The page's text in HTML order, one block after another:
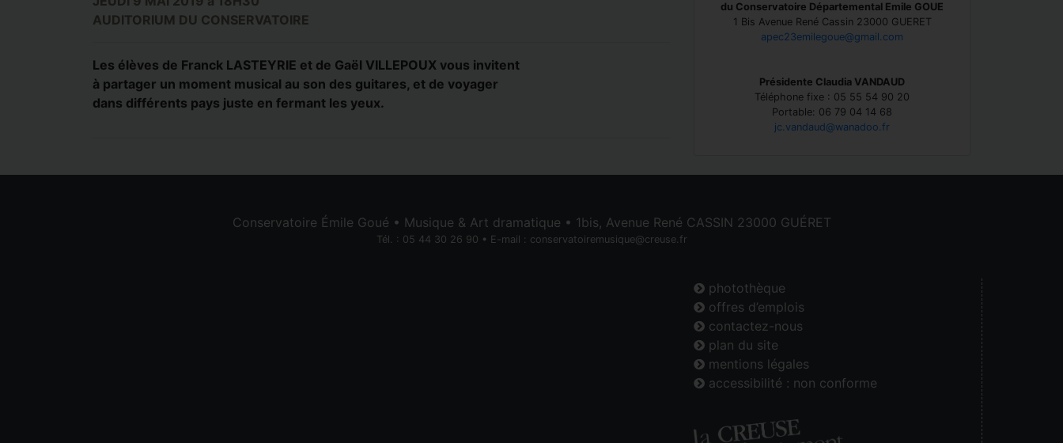
AUDITORIUM DU CONSERVATOIRE
Les élèves de Franck LASTEYRIE et de Gaël VILLEPOUX vous invitent
à partager un moment musical au son des guitares, et de voyager
dans différents pays juste en fermant les yeux.
du Conservatoire Départemental Emile GOUE
1 Bis Avenue René Cassin 23000 GUERET
apec23emilegoue@gmail.com
Présidente Claudia VANDAUD
Téléphone fixe : 05 55 54 90 20
Portable: 06 79 04 14 68
jc.vandaud@wanadoo.fr
Conservatoire Émile Goué • Musique & Art dramatique • 1bis, Avenue René CASSIN 23000 GUÉRET
Tél. : 05 44 30 26 90 • E-mail : conservatoiremusique@creuse.fr
photothèque
offres d’emplois
contactez-nous
plan du site
mentions légales
accessibilité : non conforme